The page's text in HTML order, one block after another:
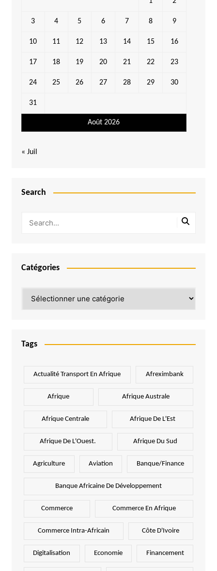
Août 2026
3 4 5 6 7 8 9
10 11 12 13 14 15 16
17 18 19 20 21 22 23
24 25 26 27 28 29 30
31
« Juil
Search
Catégories
Tags
Actualité Transport En Afrique Afreximbank
Afrique Afrique Australe
Afrique Centrale Afrique De L'Est
Afrique De L'Ouest. Afrique Du Sud
Agriculture Aviation Banque/Finance
Banque Africaine De Développement
Commerce Commerce En Afrique
Commerce Intra-Africain Côte D'Ivoire
Digitalisation Economie Financement